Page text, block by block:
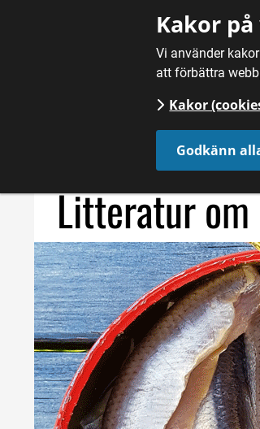
Kakor
Vi använder
att förbättra
Kakor
Godkänn
Litteratur om
Litteratur